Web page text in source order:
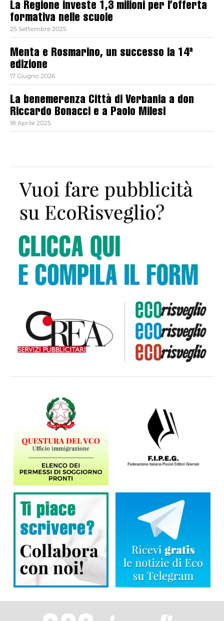
La Regione investe 1,3 milioni per l’offerta
formativa nelle scuole
25 Settembre 2025
Menta e Rosmarino, un successo la 14ª
edizione
17 Giugno 2026
La benemerenza Città di Verbania a don
Riccardo Bonacci e a Paolo Milesi
18 Aprile 2025